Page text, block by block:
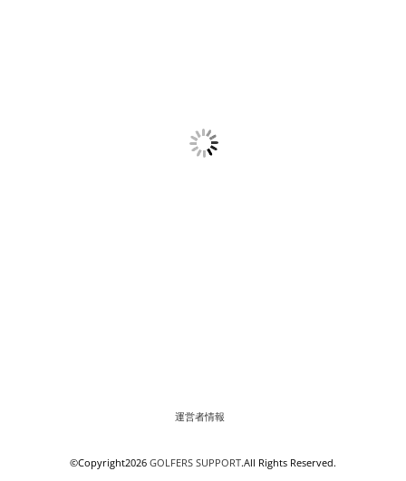
運営者情報
©Copyright2026 GOLFERS SUPPORT.All Rights Reserved.